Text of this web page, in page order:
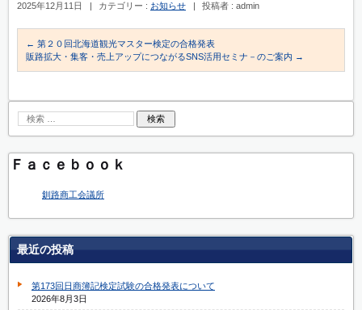
2025年12月11日 | カテゴリー : お知らせ | 投稿者 : admin
← 第２０回北海道観光マスター検定の合格発表
販路拡大・集客・売上アップにつながるSNS活用セミナ－のご案内 →
Ｆａｃｅｂｏｏｋ
釧路商工会議所
最近の投稿
第173回日商簿記検定試験の合格発表について
2026年8月3日